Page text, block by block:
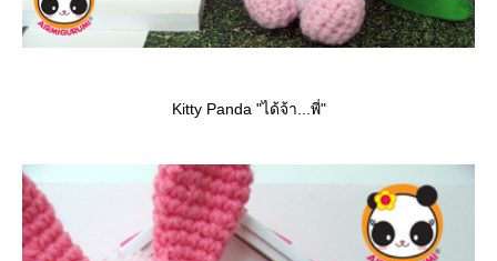
Kitty Panda "ได้จ้า...พี่"